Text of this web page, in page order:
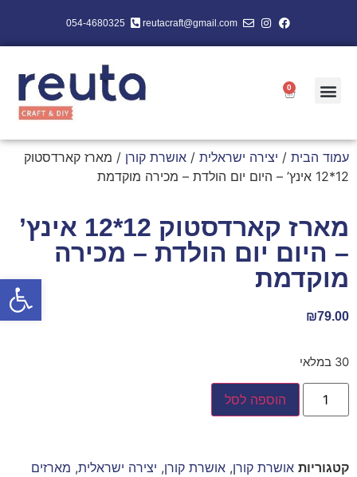
פתח
reutacraft@gmail.com
054-4680325
0
עמוד הבית / יצירה ישראלית / אושרת קורן / מארז קארדסטוק
12*12 אינץ’ – היום יום הולדת – מכירה מוקדמת
מארז קארדסטוק 12*12 אינץ’
– היום יום הולדת – מכירה
מוקדמת
₪79.00
30 במלאי
הוספה לסל
קטגוריות אושרת קורן, אושרת קורן, יצירה ישראלית, מארזים